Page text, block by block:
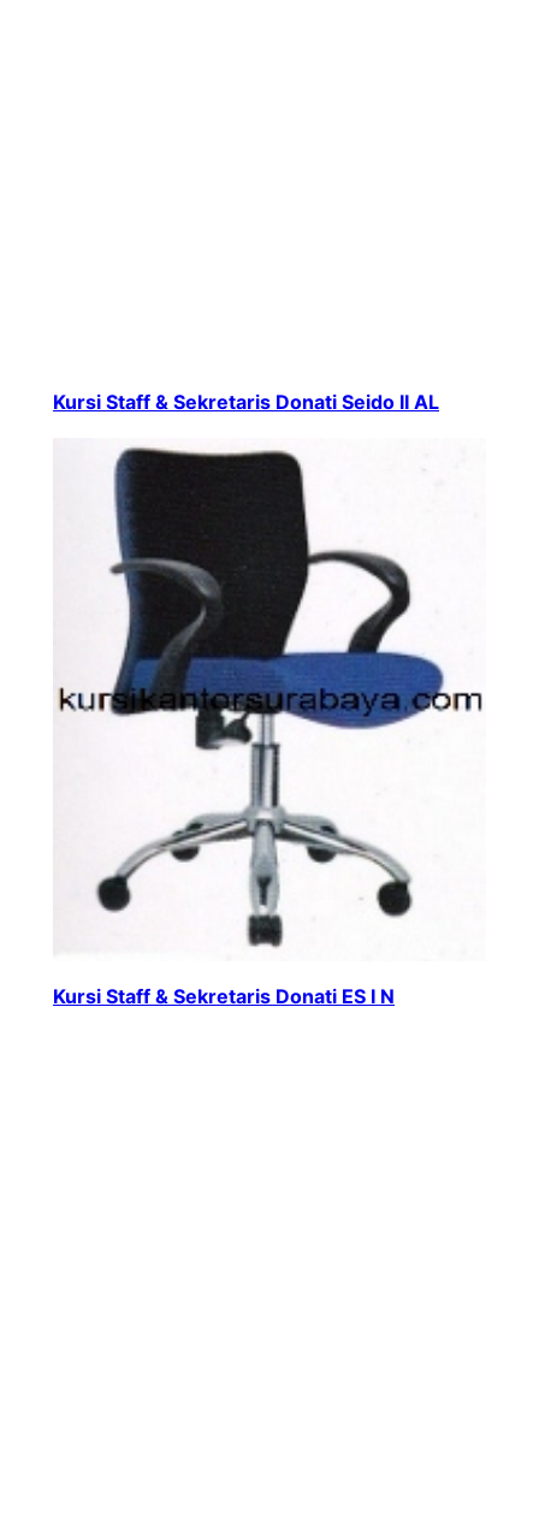
Kursi Staff & Sekretaris Donati Seido II AL
Kursi Staff & Sekretaris Donati ES I N